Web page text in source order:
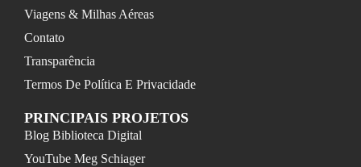
Viagens & Milhas Aéreas
Contato
Transparência
Termos De Política E Privacidade
PRINCIPAIS PROJETOS
Blog Biblioteca Digital
YouTube Meg Schiager